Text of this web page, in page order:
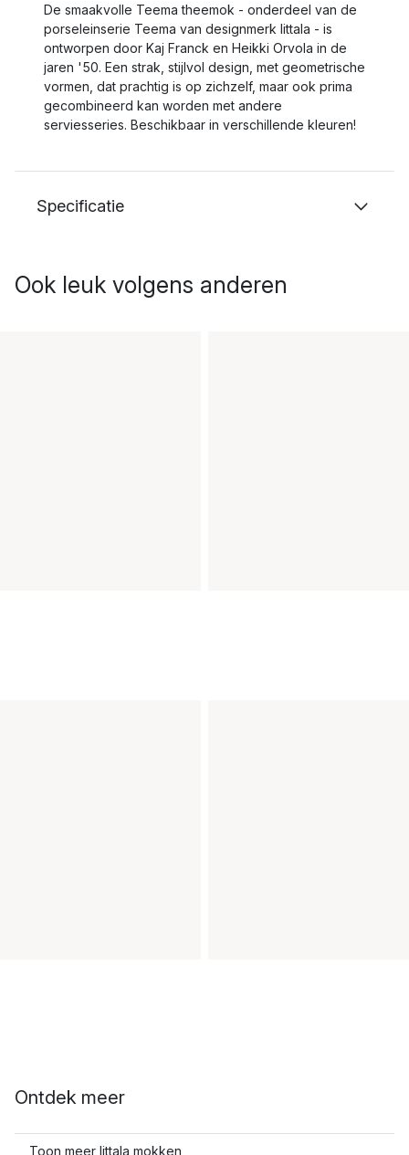
De smaakvolle Teema theemok - onderdeel van de
porseleinserie Teema van designmerk Iittala - is
ontworpen door Kaj Franck en Heikki Orvola in de
jaren '50. Een strak, stijlvol design, met geometrische
vormen, dat prachtig is op zichzelf, maar ook prima
gecombineerd kan worden met andere
serviesseries. Beschikbaar in verschillende kleuren!
Specificatie
Ook leuk volgens anderen
Ontdek meer
Toon meer Iittala mokken